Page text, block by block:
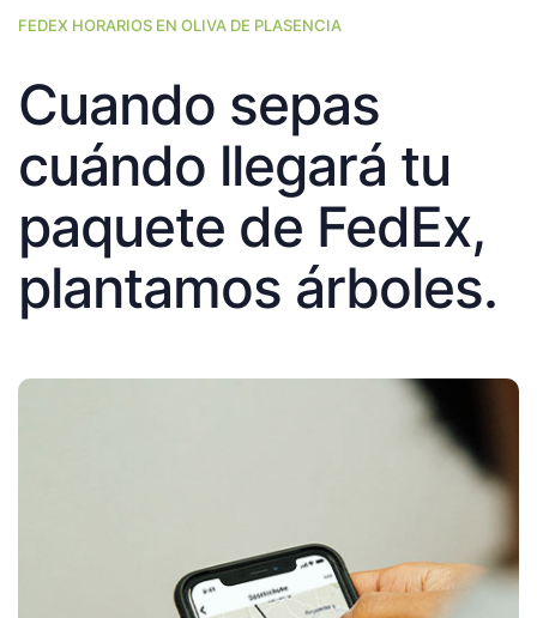
FEDEX HORARIOS EN OLIVA DE PLASENCIA
Cuando sepas
cuándo llegará tu
paquete de FedEx,
plantamos árboles.